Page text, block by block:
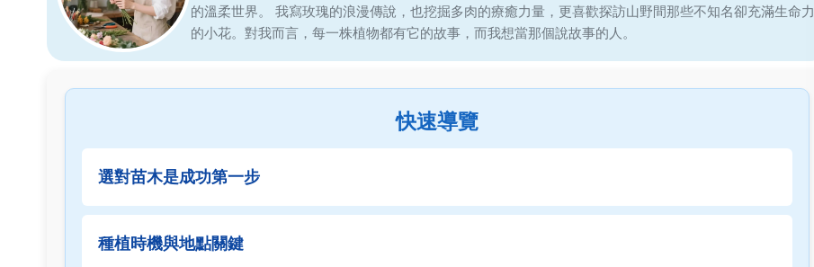
的溫柔世界。 我寫玫瑰的浪漫傳說，也挖掘多肉的療癒力量，更喜歡探訪山野間那些不知名卻充滿生命力
的小花。對我而言，每一株植物都有它的故事，而我想當那個說故事的人。
快速導覽
選對苗木是成功第一步
種植時機與地點關鍵